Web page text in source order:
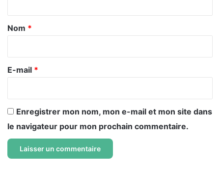
a
e
Nom *
E-mail *
Enregistrer mon nom, mon e-mail et mon site dans
le navigateur pour mon prochain commentaire.